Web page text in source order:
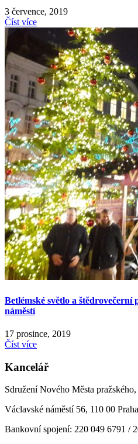
3 července, 2019
Číst více
Betlémské světlo a štědrovečerní
náměstí
17 prosince, 2019
Číst více
Kancelář
Sdružení Nového Města pražského,
Václavské náměstí 56, 110 00
Bankovní spojení: 220 049 6791 /